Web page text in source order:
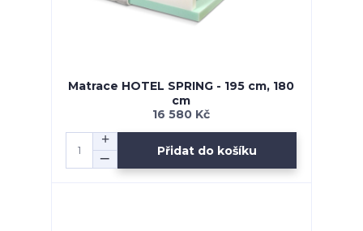
Matrace HOTEL SPRING - 195 cm, 180
cm
16 580 Kč
Přidat do košíku